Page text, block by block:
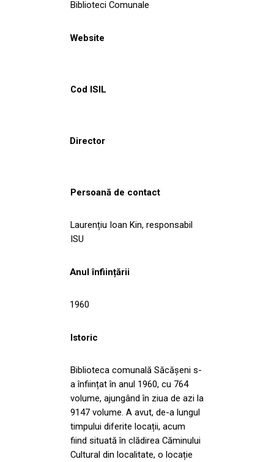
Biblioteci Comunale
Website
Cod ISIL
Director
Persoană de contact
Laurențiu Ioan Kin, responsabil
ISU
Anul înființării
1960
Istoric
Biblioteca comunală Săcășeni s-
a înființat în anul 1960, cu 764
volume, ajungând în ziua de azi la
9147 volume. A avut, de-a lungul
timpului diferite locații, acum
fiind situată în clădirea Căminului
Cultural din localitate, o locație